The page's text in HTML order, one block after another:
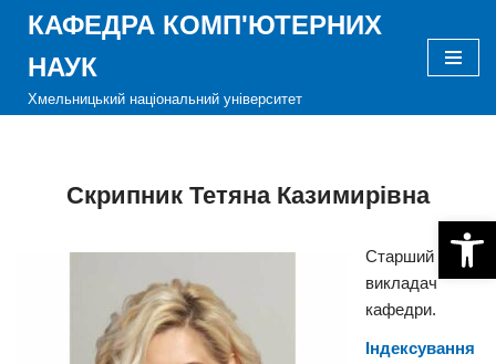
Перейти
вмісту
КАФЕДРА КОМП'ЮТЕРНИХ
НАУК
Хмельницький національний університет
Скрипник Тетяна Казимирівна
Старший
викладач
кафедри.
Індексування